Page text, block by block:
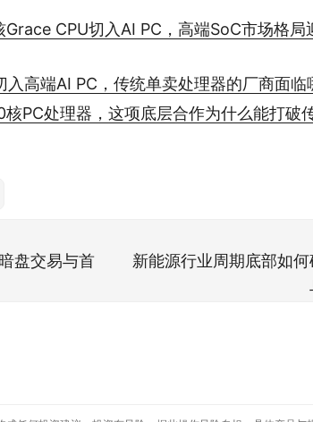
CPU切入AI PC，高端SoC市场格局
高端AI PC，传统单卖处理器的厂商面临
PC处理器，这项底层合作为什么能打破
盘交易与首
新能源行业周期底部如